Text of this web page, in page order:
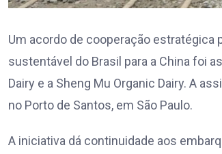
Um acordo de cooperação
sustentável do Brasil para a China foi
Dairy e a Sheng Mu Organic Dairy. A
no Porto de Santos, em São Paulo.
A iniciativa dá continuidade aos